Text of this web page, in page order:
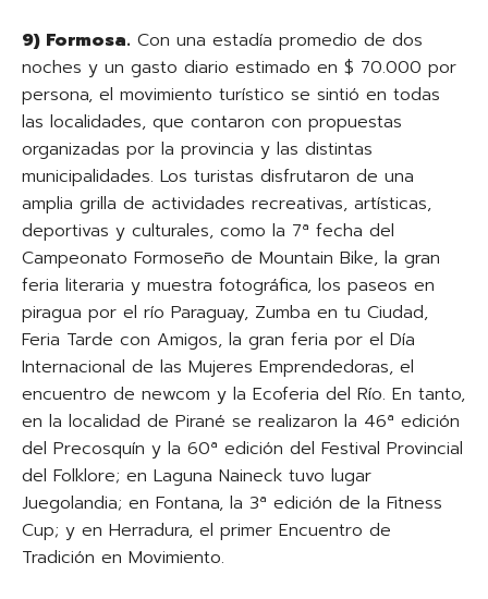
9) Formosa. Con una estadía promedio de dos
noches y un gasto diario estimado en $ 70.000 por
persona, el movimiento turístico se sintió en todas
las localidades, que contaron con propuestas
organizadas por la provincia y las distintas
municipalidades. Los turistas disfrutaron de una
amplia grilla de actividades recreativas, artísticas,
deportivas y culturales, como la 7ª fecha del
Campeonato Formoseño de Mountain Bike, la gran
feria literaria y muestra fotográfica, los paseos en
piragua por el río Paraguay, Zumba en tu Ciudad,
Feria Tarde con Amigos, la gran feria por el Día
Internacional de las Mujeres Emprendedoras, el
encuentro de newcom y la Ecoferia del Río. En tanto,
en la localidad de Pirané se realizaron la 46ª edición
del Precosquín y la 60ª edición del Festival Provincial
del Folklore; en Laguna Naineck tuvo lugar
Juegolandia; en Fontana, la 3ª edición de la Fitness
Cup; y en Herradura, el primer Encuentro de
Tradición en Movimiento.